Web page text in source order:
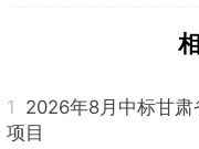
1 2026年8月中标甘
项目